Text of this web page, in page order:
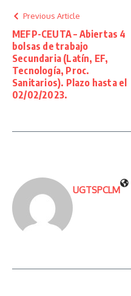
Previous Article
MEFP-CEUTA – Abiertas 4
bolsas de trabajo
Secundaria (Latín, EF,
Tecnología, Proc.
Sanitarios). Plazo hasta el
02/02/2023.
UGTSPCLM